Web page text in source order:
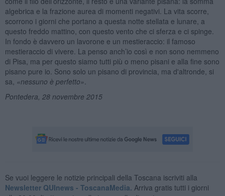
algebrica e la frazione aurea di momenti negativi. La vita scorre,
scorrono i giorni che portano a questa notte stellata e lunare, a
questo freddo mattino, con questo vento che ci sferza e ci spinge.
In fondo è davvero un lavorone e un mestieraccio: il famoso
mestieraccio di vivere. La penso anch’io così e non sono nemmeno
di Pisa, ma per questo siamo tutti più o meno pisani e alla fine sono
pisano pure io. Sono solo un pisano di provincia, ma d'altronde, si
sa, «nessuno è perfetto»
Pontedera, 28 novembre 2015
Se vuoi leggere le notizie principali della Toscana iscriviti alla
Newsletter QUInews - ToscanaMedia. Arriva gratis tutti i giorni